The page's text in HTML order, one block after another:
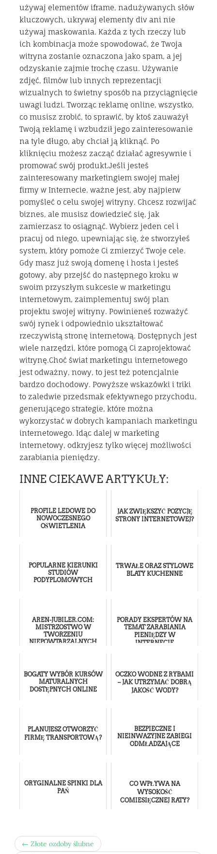
używaj elementów iframe, nadużywanych słów
kluczowych, ukrywaj elementy div ani nie
używaj maskowania. Każda z tych rzeczy lub
ich kombinacja może spowodować, że Twoja
witryna zostanie oznaczona jako spam, a jej
odzyskanie zajmie trochę czasu. Używanie
zdjęć, filmów lub innych reprezentacji
wizualnych to świetny sposób na przyciągnięcie
uwagi ludzi. Tworząc reklamę online, wszystko,
co musisz zrobić, to sprawić, by ktoś zauważył
Twoją reklamę i wzbudził jego zainteresowanie
na tyle długo, aby chciał ją kliknąć. Po
kliknięciu możesz zacząć działać agresywnie i
promować swój produkt.Jeśli jesteś
zainteresowany marketingiem swojej małej
firmy w Internecie, ważne jest, aby najpierw
pomyśleć o celu swojej witryny. Chcesz rozwijać
biznes, ale musisz dowiedzieć się, jak
zamierzasz to osiągnąć. Wybierz jeden cel i
pracuj od niego, upewniając się, że stworzyłeś
system, który pomoże Ci zmierzyć Twoje cele.
Gdy masz już swoją domenę i hosta i jesteś
gotowy, aby przejść do następnego kroku w
swoim przyszłym sukcesie w marketingu
internetowym, zaimplementuj swój plan
projektu swojej witryny. Powinieneś rozważyć
swój rynek i odpowiednio ukształtować
rzeczywistą stronę internetową. Dostępnych jest
wiele narzędzi, które pomogą Ci zaprojektować
witrynę.Choć świat marketingu internetowego
jest odważny, nowy, to jest też potencjalnie
bardzo dochodowy. Powyższe wskazówki i triki
to zaledwie przedsmak efektywnego przychodu,
generującego strategie, które można
wykorzystać w dobrych kampaniach marketingu
internetowego. Idąc dalej w marketing
internetowy, odkryjesz tylko więcej możliwości
zarabiania pieniędzy.
INNE CIEKAWE ARTYKUŁY:
PROFILE LEDOWE DO
NOWOCZESNEGO
OŚWIETLENIA
JAK ZWIĘKSZYĆ POZYCJĘ
STRONY INTERNETOWEJ?
POPULARNE KIERUNKI
STUDIÓW
PODYPLOMOWYCH
TRWAŁE ORAZ STYLOWE
BLATY KUCHENNE
AREN-JUBILER.COM:
MISTRZOSTWO W
TWORZENIU
NIEPOWTARZALNYCH
PORADY EKSPERTÓW NA
TEMAT ZARABIANIA
PIENIĘDZY W
INTERNECIE
BOGATY WYBÓR KURSÓW
MATURALNYCH
DOSTĘPNYCH ONLINE
OCZKO WODNE Z RYBAMI
– JAK UTRZYMAĆ DOBRĄ
JAKOŚĆ WODY?
PLANUJESZ OTWORZYĆ
FIRMĘ TRANSPORTOWĄ?
BEZPIECZNE I
NIEINWAZYJNE ZABIEGI
ODMŁADZAJĄCE
ORYGINALNE SPINKI DLA
PAŃ
CO WPŁYWA NA
WYSOKOŚĆ
COMIESIĘCZNEJ RATY?
← Złote ozdoby ślubne